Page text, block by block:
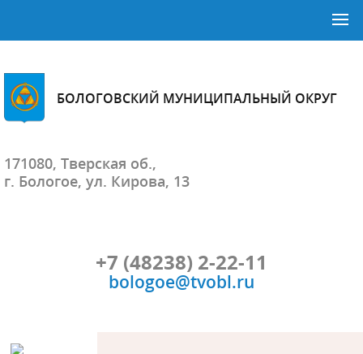
БОЛОГОВСКИЙ МУНИЦИПАЛЬНЫЙ ОКРУГ
171080, Тверская об.,
г. Бологое, ул. Кирова, 13
+7 (48238) 2-22-11
bologoe@tvobl.ru